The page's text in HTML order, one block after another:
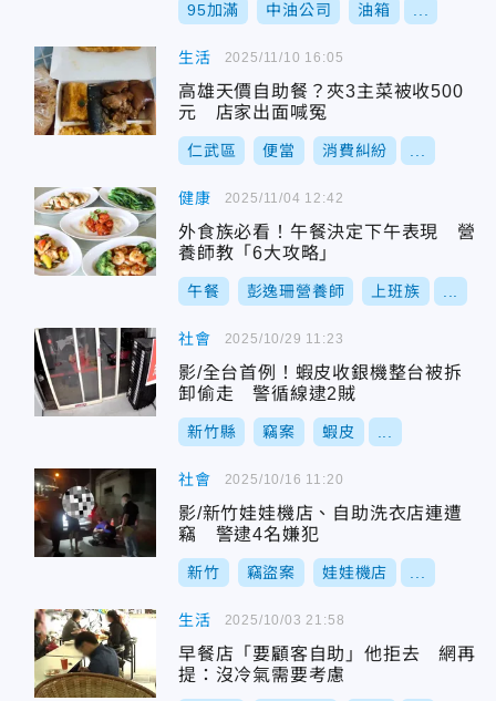
95加滿 中油公司 油箱
生活
高雄天價自助餐？夾3主菜被收500
元 店家出面喊冤
仁武區 便當 消費糾紛
2025/11/10 16:05
健康
外食族必看！午餐決定下午表現 營
養師教「6大攻略」
午餐 彭逸珊營養師 上班族
2025/11/04 12:42
社會
影/全台首例！蝦皮收銀機整台被拆
卸偷走 警循線逮2賊
新竹縣 竊案 蝦皮
2025/10/29 11:23
社會
影/新竹娃娃機店、自助洗衣店連遭
竊 警逮4名嫌犯
新竹 竊盜案 娃娃機店
2025/10/16 11:20
生活
早餐店「要顧客自助」他拒去 網再
提：沒冷氣需要考慮
2025/10/03 21:58